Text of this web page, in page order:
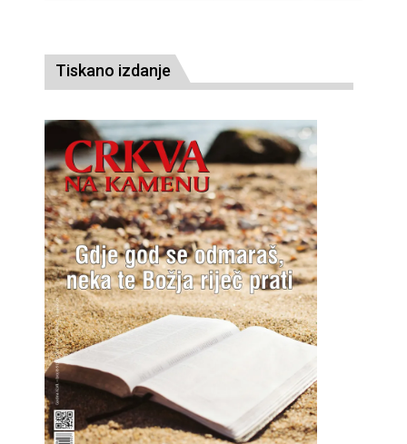
Tiskano izdanje